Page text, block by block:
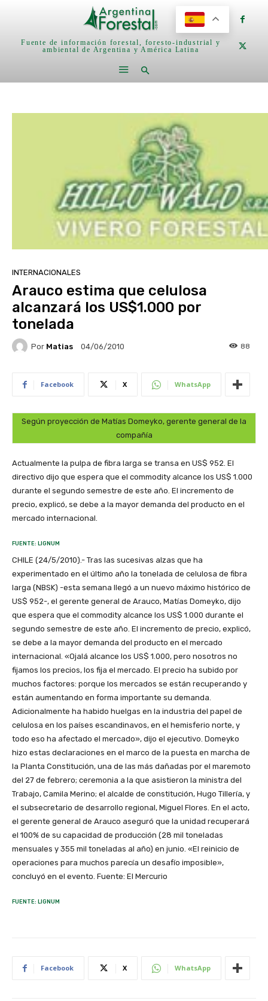
Fuente de información forestal, foresto-industrial y
ambiental de Argentina y América Latina
INTERNACIONALES
Arauco estima que celulosa
alcanzará los US$1.000 por
tonelada
Por Matias 04/06/2010 88
Facebook X WhatsApp
Según proyección de Matías Domeyko, gerente general de la
compañía
Actualmente la pulpa de fibra larga se transa en US$ 952. El
directivo dijo que espera que el commodity alcance los US$ 1.000
durante el segundo semestre de este año. El incremento de
precio, explicó, se debe a la mayor demanda del producto en el
mercado internacional.
FUENTE: LIGNUM
CHILE (24/5/2010).- Tras las sucesivas alzas que ha
experimentado en el último año la tonelada de celulosa de fibra
larga (NBSK) -esta semana llegó a un nuevo máximo histórico de
US$ 952-, el gerente general de Arauco, Matías Domeyko, dijo
que espera que el commodity alcance los US$ 1.000 durante el
segundo semestre de este año. El incremento de precio, explicó,
se debe a la mayor demanda del producto en el mercado
internacional. «Ojalá alcance los US$ 1.000, pero nosotros no
fijamos los precios, los fija el mercado. El precio ha subido por
muchos factores: porque los mercados se están recuperando y
están aumentando en forma importante su demanda.
Adicionalmente ha habido huelgas en la industria del papel de
celulosa en los países escandinavos, en el hemisferio norte, y
todo eso ha afectado el mercado», dijo el ejecutivo. Domeyko
hizo estas declaraciones en el marco de la puesta en marcha de
la Planta Constitución, una de las más dañadas por el maremoto
del 27 de febrero; ceremonia a la que asistieron la ministra del
Trabajo, Camila Merino; el alcalde de constitución, Hugo Tillería, y
el subsecretario de desarrollo regional, Miguel Flores. En el acto,
el gerente general de Arauco aseguró que la unidad recuperará
el 100% de su capacidad de producción (28 mil toneladas
mensuales y 355 mil toneladas al año) en junio. «El reinicio de
operaciones para muchos parecía un desafío imposible»,
concluyó en el evento. Fuente: El Mercurio
FUENTE: LIGNUM
Facebook X WhatsApp